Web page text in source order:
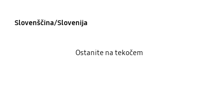
Slovenščina/Slovenija
Ostanite na tekočem